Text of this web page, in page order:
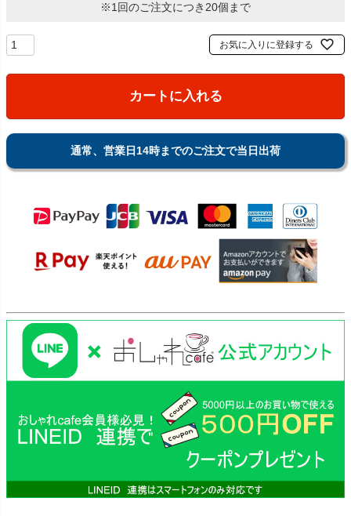
※1回のご注文につき20個まで
お気に入りに登録する
カートに入れる
通常、営業日14時までのご注文で当日出荷